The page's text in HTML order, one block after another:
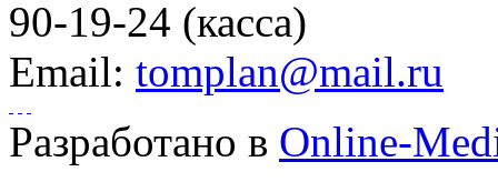
90-19-24 (касса)
Email: tomplan@mail.ru
Разработано в Online-